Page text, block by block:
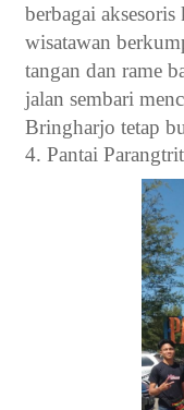
berbagai
wisatawan
tangan dan rame
jalan sembari
Bringharjo tetap
4. Pantai